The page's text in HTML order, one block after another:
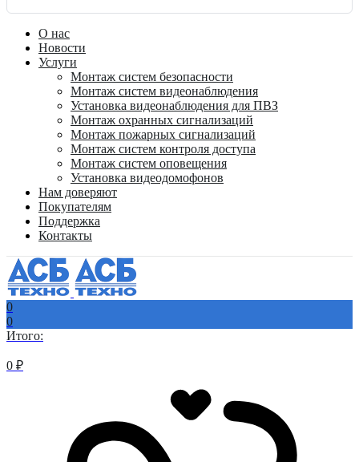
О нас
Новости
Услуги
Монтаж систем безопасности
Монтаж систем видеонаблюдения
Установка видеонаблюдения для ПВЗ
Монтаж охранных сигнализаций
Монтаж пожарных сигнализаций
Монтаж систем контроля доступа
Монтаж систем оповещения
Установка видеодомофонов
Нам доверяют
Покупателям
Поддержка
Контакты
0
0
Итого:
0 ₽